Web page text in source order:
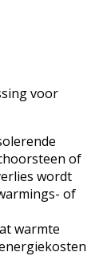
voor
of
wordt
of
warmte